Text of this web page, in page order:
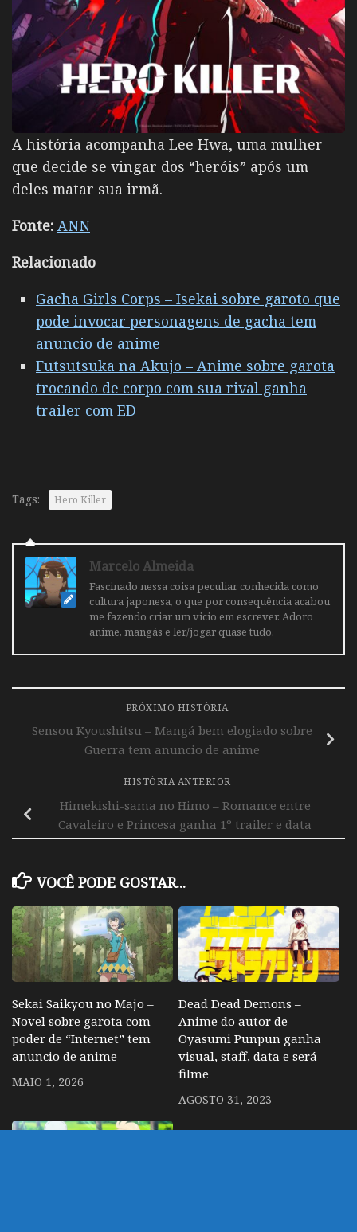
A história acompanha Lee Hwa, uma mulher
que decide se vingar dos “heróis” após um
deles matar sua irmã.
Fonte: ANN
Relacionado
Gacha Girls Corps – Isekai sobre garoto que
pode invocar personagens de gacha tem
anuncio de anime
Futsutsuka na Akujo – Anime sobre garota
trocando de corpo com sua rival ganha
trailer com ED
Tags: Hero Killer
Marcelo Almeida
Fascinado nessa coisa peculiar conhecida como
cultura japonesa, o que por consequência acabou
me fazendo criar um vicio em escrever. Adoro
anime, mangás e ler/jogar quase tudo.
PRÓXIMO HISTÓRIA
Sensou Kyoushitsu – Mangá bem elogiado sobre
Guerra tem anuncio de anime
HISTÓRIA ANTERIOR
Himekishi-sama no Himo – Romance entre
Cavaleiro e Princesa ganha 1º trailer e data
VOCÊ PODE GOSTAR...
Sekai Saikyou no Majo –
Novel sobre garota com
poder de “Internet” tem
anuncio de anime
MAIO 1, 2026
Dead Dead Demons –
Anime do autor de
Oyasumi Punpun ganha
visual, staff, data e será
filme
AGOSTO 31, 2023